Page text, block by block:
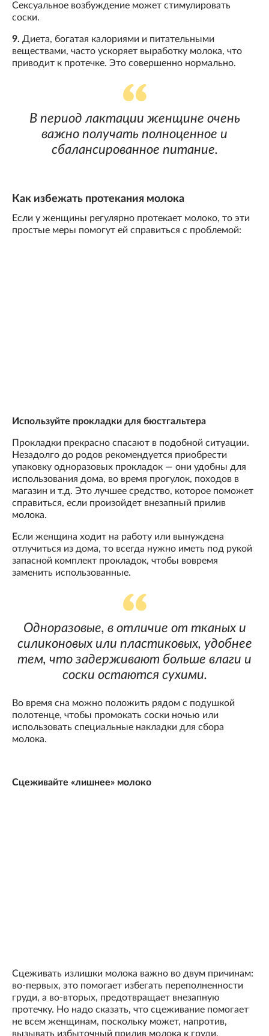
Сексуальное возбуждение может стимулировать
соски.
9. Диета, богатая калориями и питательными
веществами, часто ускоряет выработку молока, что
приводит к протечке. Это совершенно нормально.
В период лактации женщине очень
важно получать полноценное и
сбалансированное питание.
Как избежать протекания молока
Если у женщины регулярно протекает молоко, то эти
простые меры помогут ей справиться с проблемой:
Используйте прокладки для бюстгальтера
Прокладки прекрасно спасают в подобной ситуации.
Незадолго до родов рекомендуется приобрести
упаковку одноразовых прокладок — они удобны для
использования дома, во время прогулок, походов в
магазин и т.д. Это лучшее средство, которое поможет
справиться, если произойдет внезапный прилив
молока.
Если женщина ходит на работу или вынуждена
отлучиться из дома, то всегда нужно иметь под рукой
запасной комплект прокладок, чтобы вовремя
заменить использованные.
Одноразовые, в отличие от тканых и
силиконовых или пластиковых, удобнее
тем, что задерживают больше влаги и
соски остаются сухими.
Во время сна можно положить рядом с подушкой
полотенце, чтобы промокать соски ночью или
использовать специальные накладки для сбора
молока.
Сцеживайте «лишнее» молоко
Сцеживать излишки молока важно во двум причинам:
во-первых, это помогает избегать переполненности
груди, а во-вторых, предотвращает внезапную
протечку. Но надо сказать, что сцеживание помогает
не всем женщинам, поскольку может, напротив,
вызывать избыточный прилив молока к груди.